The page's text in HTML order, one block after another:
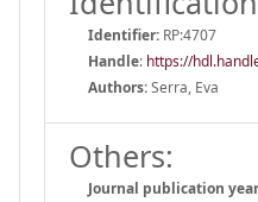
Identifier: RP:4707
Handle: https://
Authors:Serra, Eva
Others:
Journal publication